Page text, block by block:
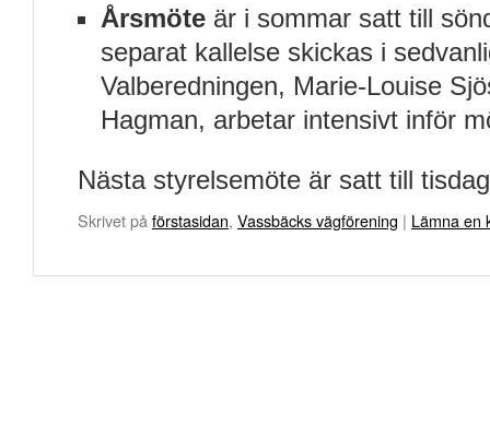
Årsmöte är i sommar satt till
separat kallelse skickas i
Valberedningen, Marie-Louise
Hagman, arbetar intensivt inför
Nästa styrelsemöte är satt till
Skrivet på förstasidan, Vassbäcks vägförening | Lämna en